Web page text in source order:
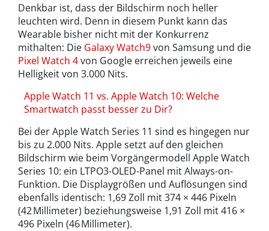
Denkbar ist, dass der Bildschirm noch heller
leuchten wird. Denn in diesem Punkt kann das
Wearable bisher nicht mit der Konkurrenz
mithalten: Die Galaxy Watch9von Samsung und die
Pixel Watch 4von Google erreichen jeweils eine
Helligkeit von 3.000 Nits.
Apple Watch 11 vs. Apple Watch 10: Welche
Smartwatch passt besser zu Dir?
Bei der Apple Watch Series 11 sind es hingegen nur
bis zu 2.000 Nits. Apple setzt auf den gleichen
Bildschirm wie beim Vorgängermodell Apple Watch
Series 10: ein LTPO3-OLED-Panel mit Always-on-
Funktion. Die Displaygrößen und Auflösungen sind
ebenfalls identisch: 1,69 Zoll mit 374 × 446 Pixeln
(42 Millimeter) beziehungsweise 1,91 Zoll mit 416 ×
496 Pixeln (46 Millimeter).